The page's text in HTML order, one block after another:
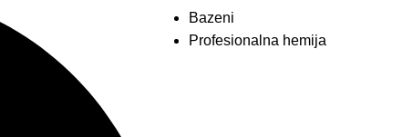
Bazeni
Profesionalna hemija